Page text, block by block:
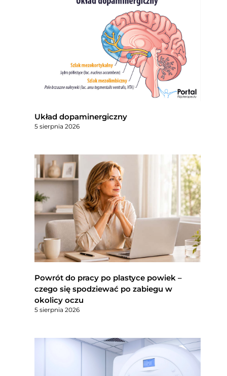
Układ dopaminergiczny
5 sierpnia 2026
Powrót do pracy po plastyce powiek –
czego się spodziewać po zabiegu w
okolicy oczu
5 sierpnia 2026